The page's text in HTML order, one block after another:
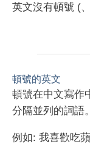
英文沒有頓號 (
頓號的英文
頓號在中文寫作
分隔並列的詞語。
例如: 我喜歡吃